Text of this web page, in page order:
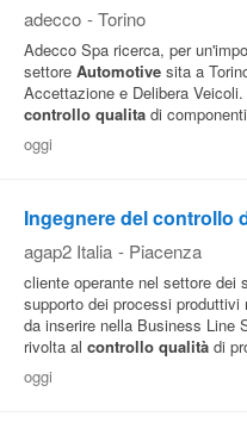
adecco - Torino
Adecco Spa ricerca, per
settore Automotive sita a
Accettazione e Delibera
controllo qualita di
oggi
Ingegnere del controllo
agap2 Italia - Piacenza
cliente operante nel settore
supporto dei processi
da inserire nella Business Line
rivolta al controllo qualità di
oggi